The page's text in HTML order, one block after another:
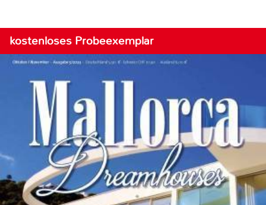
kostenloses Probeexemplar